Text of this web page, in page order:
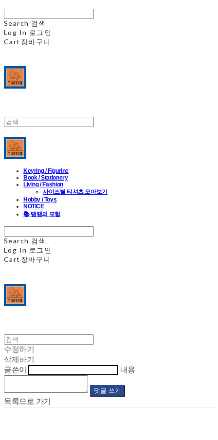
Search 검색
Log In 로그인
Cart 장바구니
Keyring / Figurine
Book / Stationery
Living / Fashion
사이즈별 티셔츠 모아보기
Hobby / Toys
NOTICE
📚 땡땡의 모험
Search 검색
Log In 로그인
Cart 장바구니
수정하기
삭제하기
글쓴이
내용
댓글 쓰기
목록으로 가기